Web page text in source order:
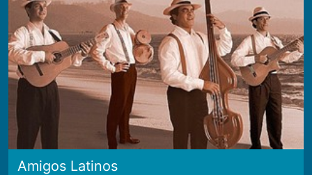
Amigos Latinos